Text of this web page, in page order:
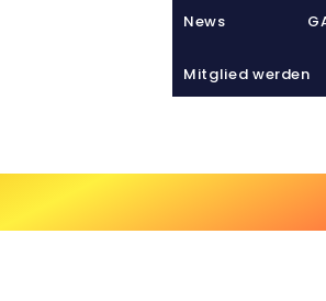
News
Mitglied werden